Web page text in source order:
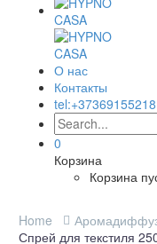
О нас
Контакты
tel:+37369155218
0
Корзина
Корзина
Home
Спрей для текстиля